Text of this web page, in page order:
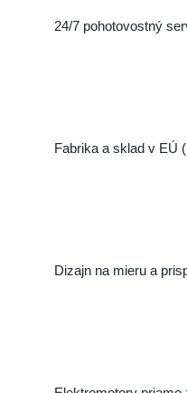
24/7 pohotovostný
Fabrika a sklad v EÚ
Dizajn na mieru a